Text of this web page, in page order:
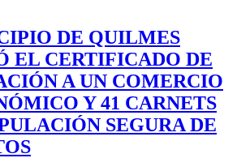
DE QUILMES
EL CERTIFICADO DE
A UN COMERCIO
Y 41 CARNETS
SEGURA DE